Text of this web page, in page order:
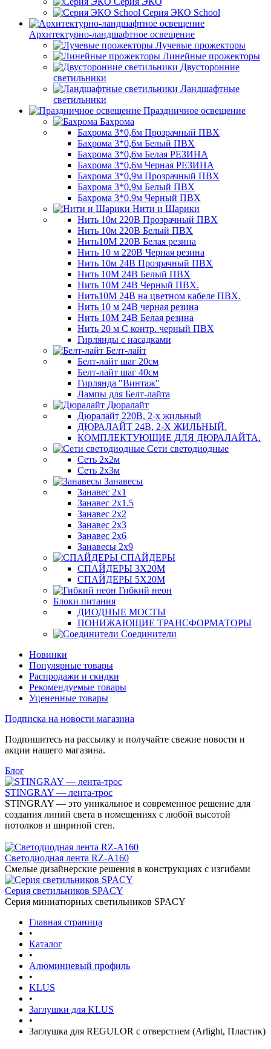
Серия ЭКО School
Архитектурно-ландшафтное освещение
Лучевые прожекторы
Линейные прожекторы
Двусторонние
светильники
Ландшафтные
светильники
Праздничное освещение
Бахрома
Бахрома 3*0,6м Прозрачный ПВХ
Бахрома 3*0,6м Белый ПВХ
Бахрома 3*0,6м Белая РЕЗИНА
Бахрома 3*0,6м Черная РЕЗИНА
Бахрома 3*0,9м Прозрачный ПВХ
Бахрома 3*0,9м Белый ПВХ
Бахрома 3*0,9м Черный ПВХ
Нити и Шарики
Нить 10м 220В Прозрачный ПВХ
Нить 10м 220В Белый ПВХ
Нить10М 220В Белая резина
Нить 10 м 220В Черная резина
Нить 10м 24В Прозрачный ПВХ
Нить 10М 24В Белый ПВХ
Нить 10М 24В Черный ПВХ.
Нить10М 24В на цветном кабеле ПВХ.
Нить 10 м 24В черная резина
Нить 10М 24В Белая резина
Нить 20 м С контр. черный ПВХ
Гирлянды с насадками
Белт-лайт
Белт-лайт шаг 20см
Белт-лайт шаг 40см
Гирлянда "Винтаж"
Лампы для Белт-лайта
Дюралайт
Дюралайт 220В, 2-х жильный
ДЮРАЛАЙТ 24В, 2-Х ЖИЛЬНЫЙ.
КОМПЛЕКТУЮЩИЕ ДЛЯ ДЮРАЛАЙТА.
Сети светодиодные
Сеть 2х2м
Сеть 2х3м
Занавесы
Занавес 2х1
Занавес 2х1.5
Занавес 2х2
Занавес 2х3
Занавес 2х6
Занавесы 2х9
СПАЙДЕРЫ
СПАЙДЕРЫ 3Х20М
СПАЙДЕРЫ 5Х20М
Гибкий неон
Блоки питания
ДИОДНЫЕ МОСТЫ
ПОНИЖАЮЩИЕ ТРАНСФОРМАТОРЫ
Соединители
Новинки
Популярные товары
Распродажи и скидки
Рекомендуемые товары
Уцененные товары
Подписка на новости магазина
Подпишитесь на рассылку и получайте свежие новости и
акции нашего магазина.
Блог
STINGRAY — лента-трос
STINGRAY — это уникальное и современное решение для
создания линий света в помещениях с любой высотой
потолков и шириной стен.
Светодиодная лента RZ-A160
Смелые дизайнерские решения в конструкциях с изгибами
Серия светильников SPACY
Серия миниатюрных светильников SPACY
Главная страница
•
Каталог
•
Алюминиевый профиль
•
KLUS
•
Заглушки для KLUS
•
Заглушка для REGULOR с отверстием (Arlight, Пластик)